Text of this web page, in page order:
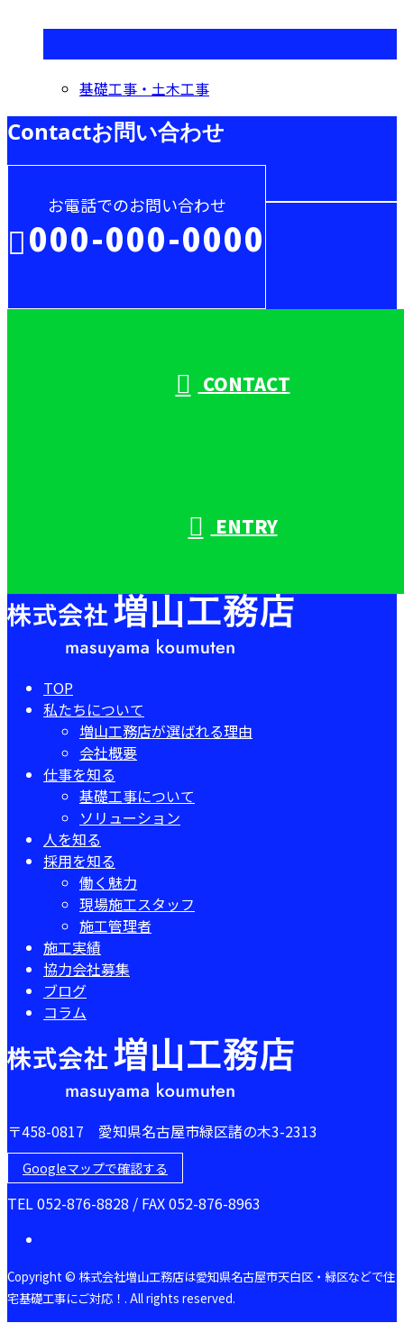
基礎工事・土木工事
Contactお問い合わせ
お電話でのお問い合わせ
000-000-0000
CONTACT
ENTRY
TOP
私たちについて
増山工務店が選ばれる理由
会社概要
仕事を知る
基礎工事について
ソリューション
人を知る
採用を知る
働く魅力
現場施工スタッフ
施工管理者
施工実績
協力会社募集
ブログ
コラム
〒458-0817 愛知県名古屋市緑区諸の木3-2313
Googleマップで確認する
TEL 052-876-8828 / FAX 052-876-8963
Copyright © 株式会社増山工務店は愛知県名古屋市天白区・緑区などで住
宅基礎工事にご対応！. All rights reserved.